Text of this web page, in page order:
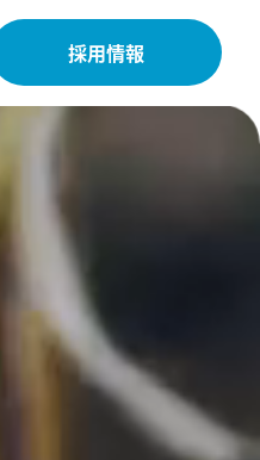
採用情報